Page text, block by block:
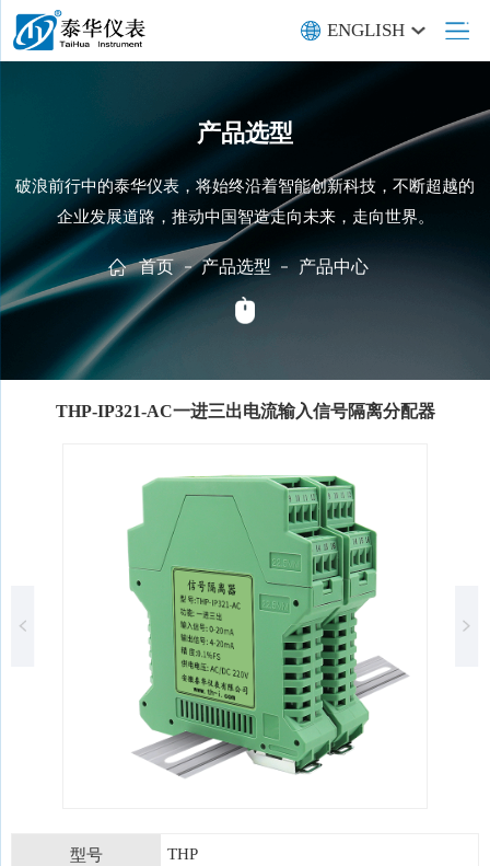
ENGLISH
产品选型
破浪前行中的泰华仪表，将始终沿着智能创新科技，不断超越的
企业发展道路，推动中国智造走向未来，走向世界。
首页 产品选型 产品中心
THP-IP321-AC一进三出电流输入信号隔离分配器
型号 THP